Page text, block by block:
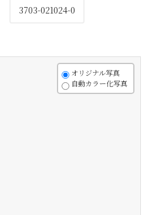
3703-021024-0
オリジナル写真
自動カラー化写真